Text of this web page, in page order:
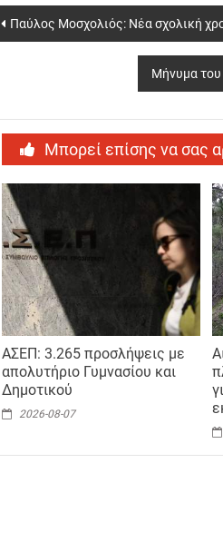
Post
Παύλος Μοσχολιός: Νέα σχολική
Μήνυμα του
Μπορεί επίσης να σας
ΑΣΕΠ: 3.265 προσλήψεις με
απολυτήριο Γυμνασίου και
Δημοτικού
2026-08-07